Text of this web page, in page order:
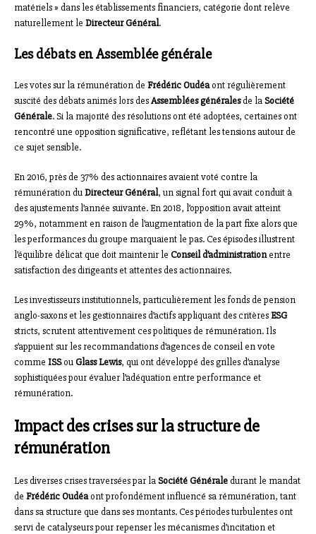
matériels » dans les établissements financiers, catégorie dont relève
naturellement le Directeur Général.
Les débats en Assemblée générale
Les votes sur la rémunération de Frédéric Oudéaont régulièrement
suscité des débats animés lors desAssemblées généralesde laSociété
Générale. Si la majorité des résolutions ont été adoptées, certaines ont
rencontré une opposition significative, reflétant les tensions autour de
ce sujet sensible.
En 2016, près de 37% des actionnaires avaient voté contre la
rémunération duDirecteur Général, un signal fort qui avait conduit à
des ajustements l’année suivante. En 2018, l’opposition avait atteint
29%, notamment en raison de l’augmentation de la part fixe alors que
les performances du groupe marquaient le pas. Ces épisodes illustrent
l’équilibre délicat que doit maintenir le Conseil d’administrationentre
satisfaction des dirigeants et attentes des actionnaires.
Les investisseurs institutionnels, particulièrement les fonds de pension
anglo-saxons et les gestionnaires d’actifs appliquant des critèresESG
stricts, scrutent attentivement ces politiques de rémunération. Ils
s’appuient sur les recommandations d’agences de conseil en vote
comme ISSouGlass Lewis, qui ont développé des grilles d’analyse
sophistiquées pour évaluer l’adéquation entre performance et
rémunération.
Impact des crises sur la structure de
rémunération
Les diverses crises traversées par laSociété Généraledurant le mandat
de Frédéric Oudéaont profondément influencé sa rémunération, tant
dans sa structure que dans ses montants. Ces périodes turbulentes ont
servi de catalyseurs pour repenser les mécanismes d’incitation et